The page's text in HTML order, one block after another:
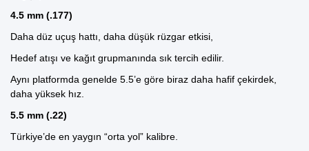
4.5 mm (.177)
Daha düz uçuş hattı, daha düşük rüzgar etkisi,
Hedef atışı ve kağıt grupmanında sık tercih edilir.
Aynı platformda genelde 5.5’e göre biraz daha hafif çekirdek,
daha yüksek hız.
5.5 mm (.22)
Türkiye’de en yaygın “orta yol” kalibre.